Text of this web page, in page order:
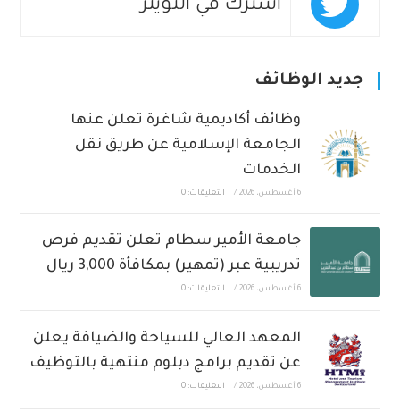
اشترك في التويتر
جديد الوظائف
وظائف أكاديمية شاغرة تعلن عنها
الجامعة الإسلامية عن طريق نقل
الخدمات
6 أغسطس، 2026 / التعليقات: 0
جامعة الأمير سطام تعلن تقديم فرص
تدريبية عبر (تمهير) بمكافأة 3,000 ريال
6 أغسطس، 2026 / التعليقات: 0
المعهد العالي للسياحة والضيافة يعلن
عن تقديم برامج دبلوم منتهية بالتوظيف
6 أغسطس، 2026 / التعليقات: 0